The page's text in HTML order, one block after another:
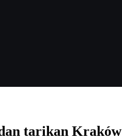
tarikan Kraków